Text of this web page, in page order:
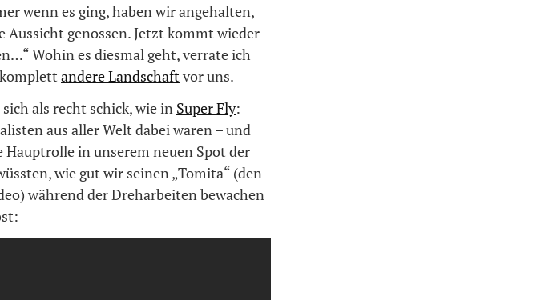
wenn es ging, haben wir angehalten,
Aussicht genossen. Jetzt kommt wieder
Wohin es diesmal geht, verrate ich
komplett andere Landschaftvor uns.
als recht schick, wie in Super Fly:
aus aller Welt dabei waren – und
Hauptrolle in unserem neuen Spot der
wie gut wir seinen „Tomita“ (den
während der Dreharbeiten bewachen